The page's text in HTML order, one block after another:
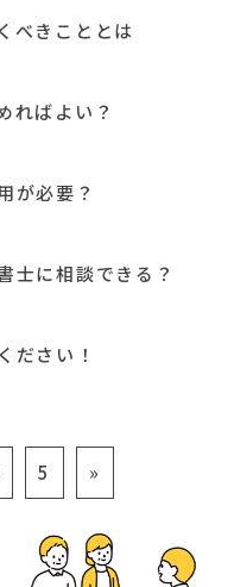
べきこととは
ればよい？
が必要？
士に相談できる？
ださい！
5 »